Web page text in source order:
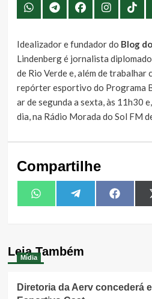
Idealizador e fundador do Blog
Lindenberg é jornalista
de Rio Verde e, além de trabalhar
repórter esportivo do Programa
ar de segunda a sexta, às 11h30
dia, na Rádio Morada do Sol FM
Compartilhe
Share
on
WhatsAppShare
on
TelegramShare
on
Leia Também
Mídia
Diretoria da Aerv concederá